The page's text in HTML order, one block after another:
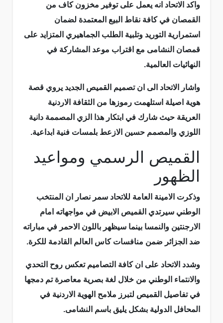
واكد الاتحاد انه يعمل على توفير مخزون كاف من
القمصان في كافة نقاط البيع المعتمدة لضمان
استمرارية التوريد وتلبية الطلب الجماهيري المتزايد على
قمصان النشامى مع اقتراب موعد المشاركة في
النهائيات العالمية.
واشار الاتحاد الى ان تصميم القميص الجديد يروي قصة
هوية اصيلة استلهمت رموزها من الثقافة الاردنية
العريقة حيث شارك في ابتكار هذا الزي المصممة دانية
اللوزي والمصمم حسين الازعط بلمسات فنية ابداعية.
القميص الرسمي ومواعيد
الظهور
وذكرت الامينة العامة للاتحاد سمر نصار ان المنتخب
الوطني سيرتدي القميص الابيض في مواجهاته امام
الارجنتين والنمسا بينما سيظهر باللون الاحمر في مباراته
ضد الجزائر ضمن منافسات كاس العالم القادمة للكرة.
وشدد الاتحاد على ان كافة التصاميم تعكس روح التحدي
والانتماء الوطني من خلال لغة بصرية معاصرة تم دمجها
في تفاصيل القميص لتبرز ملامح الهوية الاردنية في
المحافل الدولية بشكل يليق باسم النشامى.